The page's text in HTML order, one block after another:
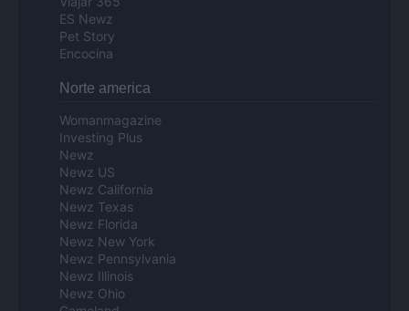
ES Newz
Pet Story
Encocina
Norte america
Womanmagazine
Investing Plus
Newz
Newz US
Newz California
Newz Texas
Newz Florida
Newz New York
Newz Pennsylvania
Newz Illinois
Newz Ohio